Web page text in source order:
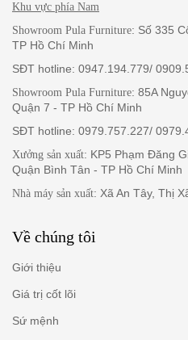
Khu vực phía Nam
Showroom Pula Furniture: Số 335
TP Hồ Chí Minh
SĐT hotline: 0947.194.779/
Showroom Pula Furniture: 85A
Quận 7 - TP Hồ Chí Minh
SĐT hotline: 0979.757.227/
Xưởng sản xuất: KP5 Phạm Đăng
Quận Bình Tân - TP Hồ Chí Minh
Nhà máy sản xuất: Xã An Tây, Thị
Về chúng tôi
Giới thiệu
Giá trị cốt lõi
Sứ mệnh